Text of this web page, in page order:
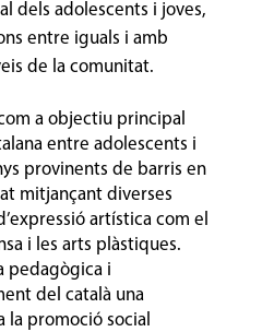
dels adolescents i joves,
entre iguals i amb
de la comunitat.
a objectiu principal
entre adolescents i
provinents de barris en
mitjançant diverses
artística com el
i les arts plàstiques.
pedagògica i
del català una
la promoció social